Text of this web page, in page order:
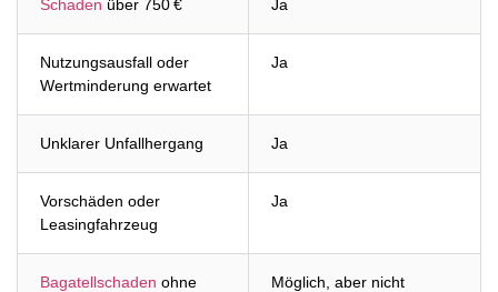
Schaden über 750 € Ja
Nutzungsausfall oder
Wertminderung erwartet
Ja
Unklarer Unfallhergang Ja
Vorschäden oder
Leasingfahrzeug
Ja
Bagatellschaden ohne
Möglich, aber nicht